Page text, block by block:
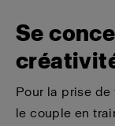
Se
Pour la prise
le couple en